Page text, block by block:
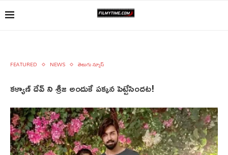
FEATURED NEWS తెలుగు న్యూస్
కళ్యాణ్ దేవ్ ని శ్రీజ అందుకే పక్కన పెట్టేసిందట!